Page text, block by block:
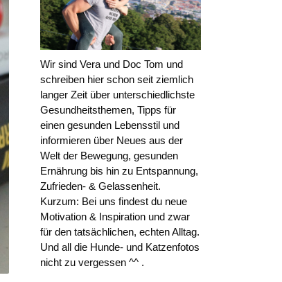
Wir sind Vera und Doc Tom und
schreiben hier schon seit ziemlich
langer Zeit über unterschiedlichste
Gesundheitsthemen, Tipps für
einen gesunden Lebensstil und
informieren über Neues aus der
Welt der Bewegung, gesunden
Ernährung bis hin zu Entspannung,
Zufrieden- & Gelassenheit.
Kurzum: Bei uns findest du neue
Motivation & Inspiration und zwar
für den tatsächlichen, echten Alltag.
Und all die Hunde- und Katzenfotos
nicht zu vergessen ^^ .